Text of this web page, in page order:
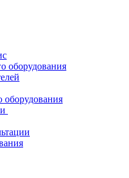
оборудования
оборудования